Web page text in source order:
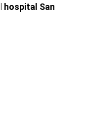
hospital San